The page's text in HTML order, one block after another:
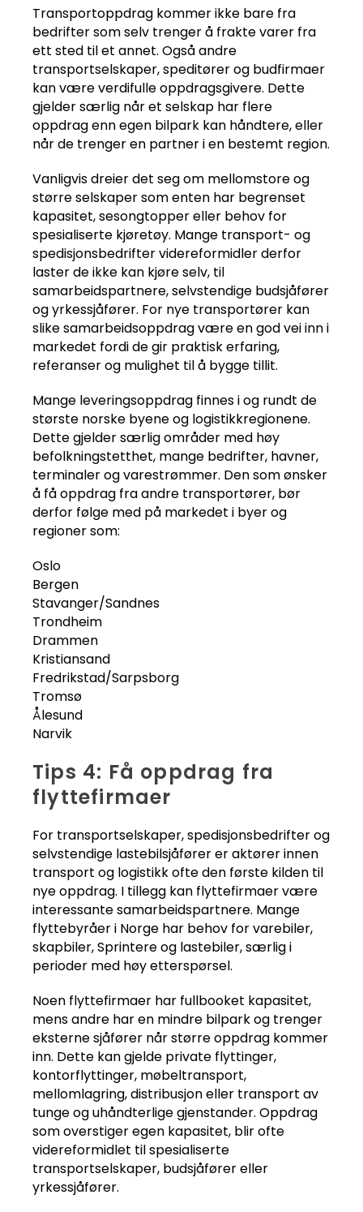
Transportoppdrag kommer ikke bare fra
bedrifter som selv trenger å frakte varer fra
ett sted til et annet. Også andre
transportselskaper, speditører og budfirmaer
kan være verdifulle oppdragsgivere. Dette
gjelder særlig når et selskap har flere
oppdrag enn egen bilpark kan håndtere, eller
når de trenger en partner i en bestemt region.
Vanligvis dreier det seg om mellomstore og
større selskaper som enten har begrenset
kapasitet, sesongtopper eller behov for
spesialiserte kjøretøy. Mange transport- og
spedisjonsbedrifter videreformidler derfor
laster de ikke kan kjøre selv, til
samarbeidspartnere, selvstendige budsjåfører
og yrkessjåfører. For nye transportører kan
slike samarbeidsoppdrag være en god vei inn i
markedet fordi de gir praktisk erfaring,
referanser og mulighet til å bygge tillit.
Mange leveringsoppdrag finnes i og rundt de
største norske byene og logistikkregionene.
Dette gjelder særlig områder med høy
befolkningstetthet, mange bedrifter, havner,
terminaler og varestrømmer. Den som ønsker
å få oppdrag fra andre transportører, bør
derfor følge med på markedet i byer og
regioner som:
Oslo
Bergen
Stavanger/Sandnes
Trondheim
Drammen
Kristiansand
Fredrikstad/Sarpsborg
Tromsø
Ålesund
Narvik
Tips 4: Få oppdrag fra
flyttefirmaer
For transportselskaper, spedisjonsbedrifter og
selvstendige lastebilsjåfører er aktører innen
transport og logistikk ofte den første kilden til
nye oppdrag. I tillegg kan flyttefirmaer være
interessante samarbeidspartnere. Mange
flyttebyråer i Norge har behov for varebiler,
skapbiler, Sprintere og lastebiler, særlig i
perioder med høy etterspørsel.
Noen flyttefirmaer har fullbooket kapasitet,
mens andre har en mindre bilpark og trenger
eksterne sjåfører når større oppdrag kommer
inn. Dette kan gjelde private flyttinger,
kontorflyttinger, møbeltransport,
mellomlagring, distribusjon eller transport av
tunge og uhåndterlige gjenstander. Oppdrag
som overstiger egen kapasitet, blir ofte
videreformidlet til spesialiserte
transportselskaper, budsjåfører eller
yrkessjåfører.